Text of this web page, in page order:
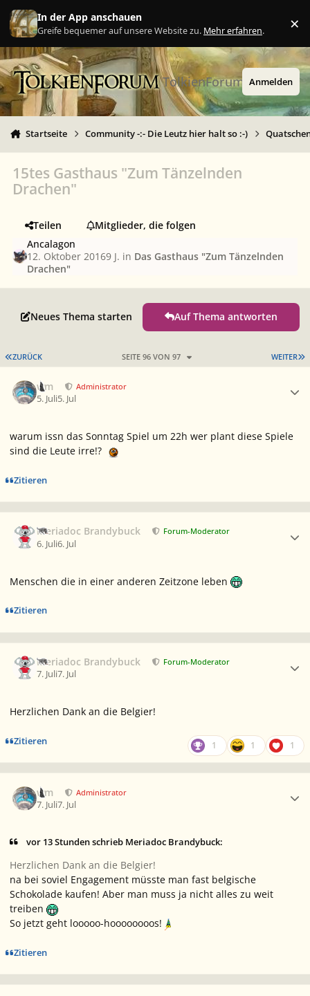
Zu Inhalt springen
In der App anschauen
Greife bequemer auf unsere Website zu. Mehr erfahren. ×
TolkienForum Anmelden
Startseite Community -:- Die Leutz hier halt so :-)
15tes Gasthaus "Zum Tänzelnden
Drachen"
Teilen
Mitglieder, die folgen
Ancalagon
12. Oktober 20169 J. in Das Gasthaus "Zum Tänzelnden
Drachen"
Neues Thema starten Auf Thema antworten
ERSTE SEITE
ZURÜCK WEITER
SEITE 96 VON 97
wm Administrator
5. Juli5. Jul
warum issn das Sonntag Spiel um 22h wer plant diese Spiele
sind die Leute irre!?
Zitieren
Meriadoc Brandybuck Forum-Moderator
6. Juli6. Jul
Menschen die in einer anderen Zeitzone leben
Zitieren
Meriadoc Brandybuck Forum-Moderator
7. Juli7. Jul
Herzlichen Dank an die Belgier!
Zitieren 1 1 1
wm Administrator
7. Juli7. Jul
vor 13 Stunden schrieb Meriadoc Brandybuck:
Herzlichen Dank an die Belgier!
na bei soviel Engagement müsste man fast belgische
Schokolade kaufen! Aber man muss ja nicht alles zu weit
treiben
So jetzt geht looooo-hoooooooos!
Zitieren